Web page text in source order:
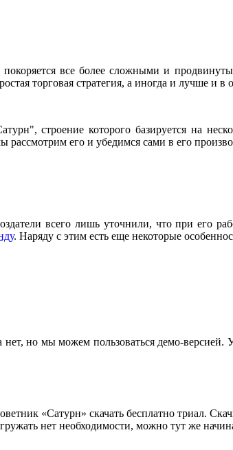
все более сложными и
торговая стратегия, а иногда и лучше и
строение которого базируется на
его и убедимся сами в его
всего лишь уточнили, что при его
. Наряду с этим есть еще некоторые
но мы можем пользоваться демо-версией.
«Сатурн» скачать бесплатно триал.
нет необходимости, можно тут же